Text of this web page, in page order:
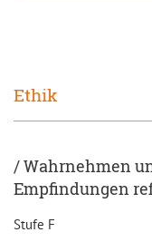
Ethik
/ Wahrnehmen
Empfindungen
Stufe F